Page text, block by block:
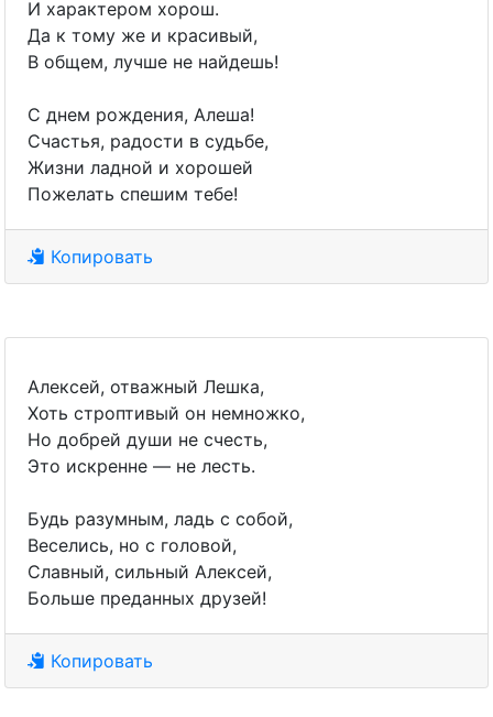
И характером хорош.
Да к тому же и красивый,
В общем, лучше не найдешь!
С днем рождения, Алеша!
Счастья, радости в судьбе,
Жизни ладной и хорошей
Пожелать спешим тебе!
Копировать
Алексей, отважный Лешка,
Хоть строптивый он немножко,
Но добрей души не счесть,
Это искренне — не лесть.
Будь разумным, ладь с собой,
Веселись, но с головой,
Славный, сильный Алексей,
Больше преданных друзей!
Копировать